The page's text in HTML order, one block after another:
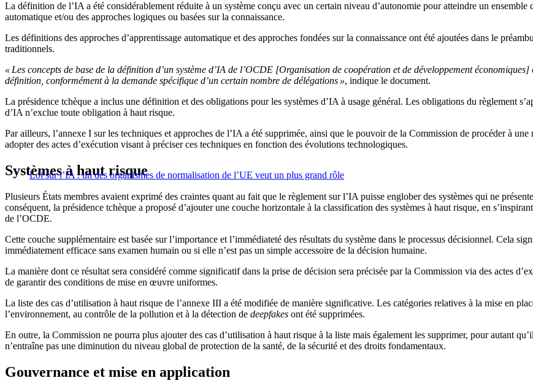
La définition de l’IA a été considérablement réduite à un système conçu avec un certain niveau d’autonomie pour atteindre un
automatique et/ou des approches logiques ou basées sur la connaissance.
Les définitions des approches d’apprentissage automatique et des approches fondées sur la connaissance ont été ajoutées dans le
traditionnels.
« Les concepts de base de la définition d’un système d’IA de l’OCDE [Organisation de coopération et de développement
définition, conformément à la demande spécifique d’un certain nombre de délégations », indique le document.
La présidence tchèque a inclus une définition et des obligations pour les systèmes d’IA à usage général. Les obligations du règlement
d’IA n’exclue toute obligation à haut risque.
Par ailleurs, l’annexe I sur les techniques et approches de l’IA a été supprimée, ainsi que le pouvoir de la Commission de procéder à
adopter des actes d’exécution visant à préciser ces techniques en fonction des évolutions technologiques.
Loi sur l’IA : un des organismes de normalisation de l’UE veut un plus grand rôle
Systèmes à haut risque
Plusieurs États membres avaient exprimé des craintes quant au fait que le règlement sur l’IA puisse englober des systèmes qui ne
conséquent, la présidence tchèque a proposé d’ajouter une couche horizontale à la classification des systèmes à haut risque, en
de l’OCDE.
Cette couche supplémentaire est basée sur l’importance et l’immédiateté des résultats du système dans le processus décisionnel. Cela
immédiatement efficace sans examen humain ou si elle n’est pas un simple accessoire de la décision humaine.
La manière dont ce résultat sera considéré comme significatif dans la prise de décision sera précisée par la Commission via des actes
de garantir des conditions de mise en œuvre uniformes.
La liste des cas d’utilisation à haut risque de l’annexe III a été modifiée de manière significative. Les catégories relatives à la mise en
l’environnement, au contrôle de la pollution et à la détection de deepfakes ont été supprimées.
En outre, la Commission ne pourra plus ajouter des cas d’utilisation à haut risque à la liste mais également les supprimer, pour autant
n’entraîne pas une diminution du niveau global de protection de la santé, de la sécurité et des droits fondamentaux.
Gouvernance et mise en application